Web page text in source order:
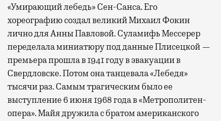
«Умирающий лебедь» Сен-Санса. Его
хореографию создал великий Михаил Фокин
лично для Анны Павловой. Суламифь Мессерер
переделала миниатюру под данные Плисецкой —
премьера прошла в 1941 году в эвакуации в
Свердловске. Потом она танцевала «Лебедя»
тысячи раз. Самым трагическим было ее
выступление 6 июня 1968 года в «Метрополитен-
опера». Майя дружила с братом американского